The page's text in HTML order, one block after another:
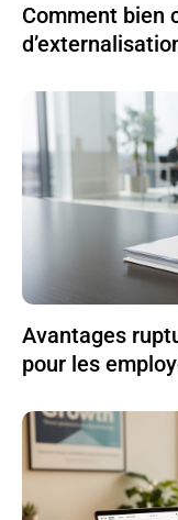
Comment bien
Avantages
pour les